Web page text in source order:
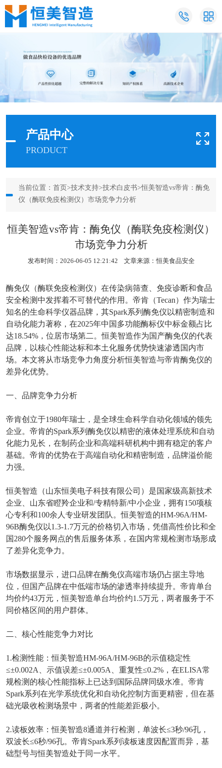
产品中心
PRODUCT
当前位置： 首页 >技术支持>技术白皮书>恒美智造vs帝肯：酶免
仪（酶联免疫检测仪）市场竞争力分析
恒美智造vs帝肯：酶免仪（酶联免疫检测仪）
市场竞争力分析
发布时间：2026-06-05 12:21:42 文章来源：恒美食品安全
酶免仪（酶联免疫检测仪）在传染病筛查、免疫诊断和食品
安全检测中发挥着不可替代的作用。帝肯（Tecan）作为瑞士
知名的生命科学仪器品牌，其Spark系列酶免仪以精密制造和
自动化能力著称，在2025年中国多功能酶标仪中标金额占比
达18.54% ，位居市场第二。恒美智造作为国产酶免仪的代表
品牌，以核心性能达标和本土化服务优势快速渗透国内市
场。本文将从市场竞争力角度分析恒美智造与帝肯酶免仪的
差异化优势。
一、品牌竞争力分析
帝肯创立于1980年瑞士，是全球生命科学自动化领域的领先
企业。帝肯的Spark系列酶免仪以精密的液体处理系统和自动
化能力见长，在制药企业和高端科研机构中拥有稳定的客户
基础。帝肯的优势在于高端自动化和精密制造，品牌溢价能
力强。
恒美智造（山东恒美电子科技有限公司）是国家级高新技术
企业、山东省瞪羚企业和/专精特新/中小企业，拥有150项核
心专利和100余人专业研发团队。恒美智造的HM-96A/HM-
96B酶免仪以1.3-1.7万元的价格切入市场，凭借高性价比和全
国 280个服务网点的售后服务体系，在国内常规检测市场形成
了差异化竞争力。
市场数据显示，进口品牌在酶免仪高端市场仍占据主导地
位，但国产品牌在中低端市场的渗透率持续提升。帝肯单台
均价约43万元，恒美智造单台均价约1.5万元，两者服务于不
同价格区间的用户群体。
二、核心性能竞争力对比
1.检测性能：恒美智造HM-96A/HM-96B的示值稳定性
≤±0.002A
、示值误差≤±0.005A 、重复性≤0.2% ，在ELISA常
规检测的核心性能指标上已达到国际品牌同级水准。帝肯
Spark系列在光学系统优化和自动化控制方面更精密，但在基
础光吸收检测场景中，两者的性能差距极小。
2.读板效率：恒美智造8通道并行检测，单波长≤3秒/96孔，
双波长≤6秒/96孔。帝肯Spark系列读板速度因配置而异，基
础型号与恒美智造处于同一水平。